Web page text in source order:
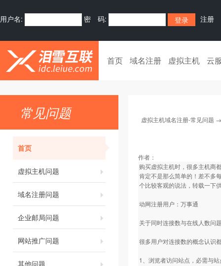
用户名: 密 码: 注册
首页 域名注册 虚拟主机 云
常见问题
首页
虚拟主机问题
域名注册问题
企业邮局问题
网站推广问题
其他问题
虚拟主机域名注册-常见问题
作者：
购买虚拟主机时，很多主机商
肯定不是那么简单的！差不多
个比较客观的说法，转载一下
动网注册用户：万事通
关于同时连接数与在线人数问
很多用户对连接数的概念认识
1、浏览者访问站点，必需与